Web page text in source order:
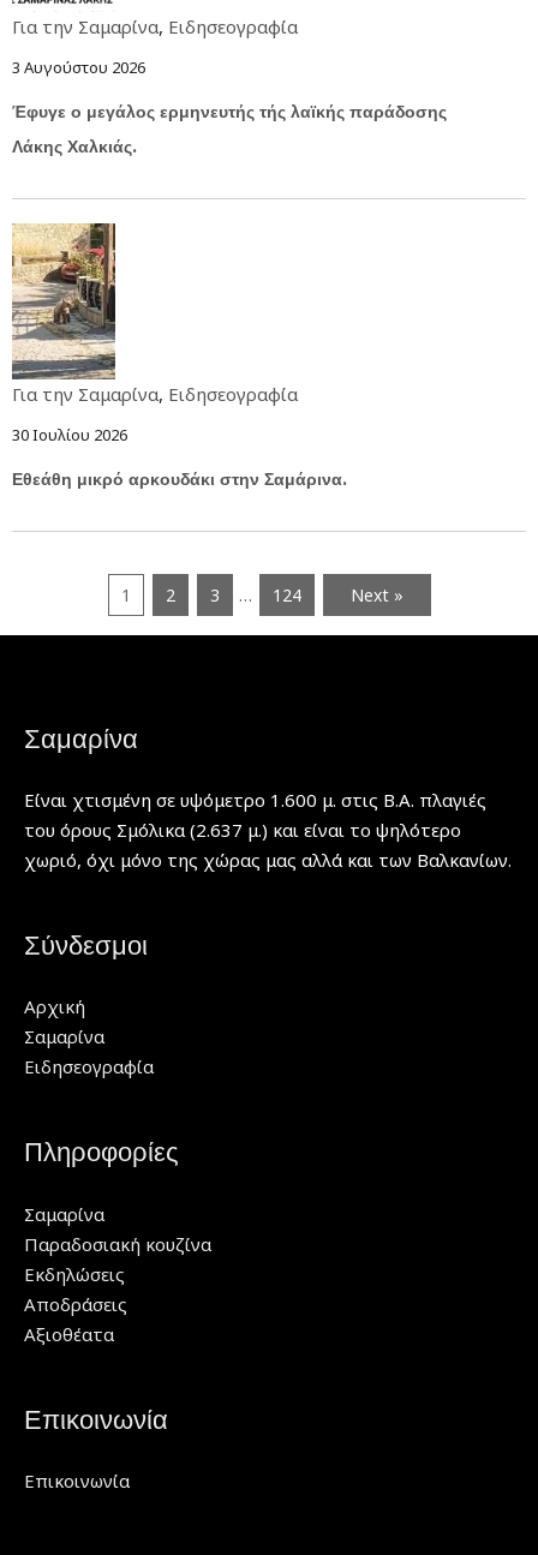
Για την Σαμαρίνα, Ειδησεογραφία
3 Αυγούστου 2026
Έφυγε ο μεγάλος ερμηνευτής τής λαϊκής παράδοσης
Λάκης Χαλκιάς.
Για την Σαμαρίνα, Ειδησεογραφία
30 Ιουλίου 2026
Εθεάθη μικρό αρκουδάκι στην Σαμάρινα.
1 2 3 … 124 Next »
Σαμαρίνα
Είναι χτισμένη σε υψόμετρο 1.600 μ. στις Β.Α. πλαγιές
του όρους Σμόλικα (2.637 μ.) και είναι το ψηλότερο
χωριό, όχι μόνο της χώρας μας αλλά και των Βαλκανίων.
Σύνδεσμοι
Αρχική
Σαμαρίνα
Ειδησεογραφία
Πληροφορίες
Σαμαρίνα
Παραδοσιακή κουζίνα
Εκδηλώσεις
Αποδράσεις
Αξιοθέατα
Επικοινωνία
Επικοινωνία